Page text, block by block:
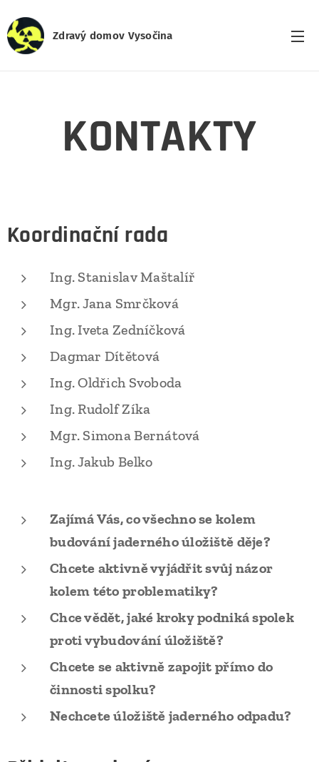
Zdravý domov Vysočina
KONTAKTY
Koordinační rada
Ing. Stanislav Maštalíř
Mgr. Jana Smrčková
Ing. Iveta Zedníčková
Dagmar Dítětová
Ing. Oldřich Svoboda
Ing. Rudolf Zíka
Mgr. Simona Bernátová
Ing. Jakub Belko
Zajímá Vás, co všechno se kolem
budování jaderného úložiště děje?
Chcete aktivně vyjádřit svůj názor
kolem této problematiky?
Chce vědět, jaké kroky podniká spolek
proti vybudování úložiště?
Chcete se aktivně zapojit přímo do
činnosti spolku?
Nechcete úložiště jaderného odpadu?